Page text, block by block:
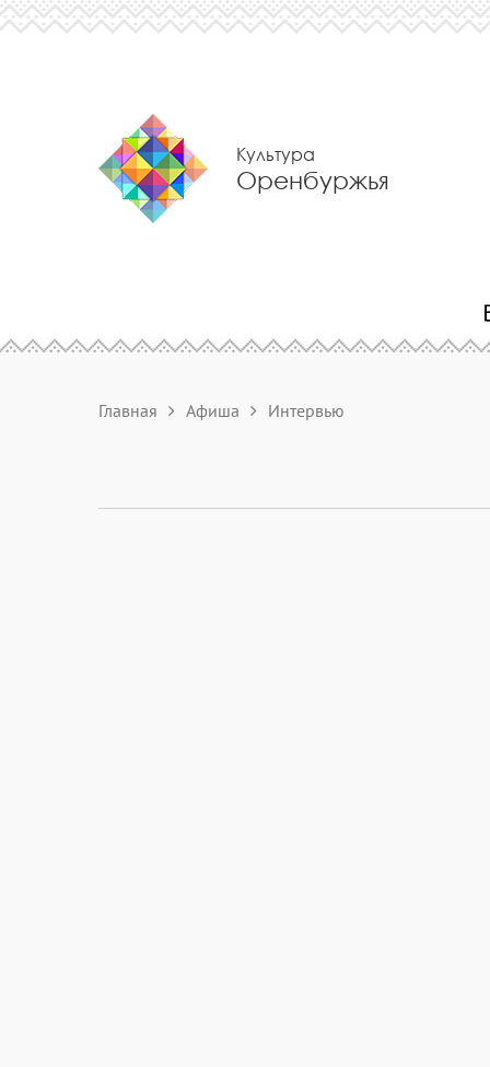
Культура
Оренбуржья
Главная Афиша Интервью